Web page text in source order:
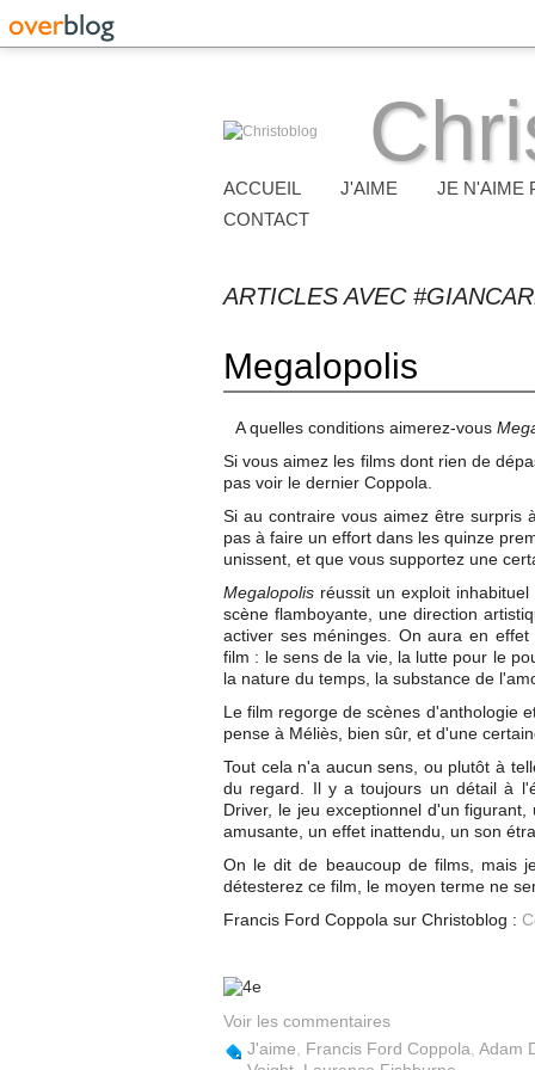
ACCUEIL J'AIME JE N'AIME
CONTACT
ARTICLES AVEC
Megalopolis
A quelles conditions aimerez-vous
Si vous aimez les films dont rien de
pas voir le dernier Coppola.
Si au contraire vous aimez être surpris
pas à faire un effort dans les quinze
unissent, et que vous supportez une
Megalopolis réussit un exploit
scène flamboyante, une direction
activer ses méninges. On aura en
film : le sens de la vie, la lutte pour le
la nature du temps, la substance de
Le film regorge de scènes d'anthologie
pense à Méliès, bien sûr, et d'une
Tout cela n'a aucun sens, ou plutôt à
du regard. Il y a toujours un détail à
Driver, le jeu exceptionnel d'un
amusante, un effet inattendu, un son
On le dit de beaucoup de films, mais
détesterez ce film, le moyen terme ne
Francis Ford Coppola sur Christoblog :
Voir les commentaires
J'aime
Francis Ford Coppola Adam